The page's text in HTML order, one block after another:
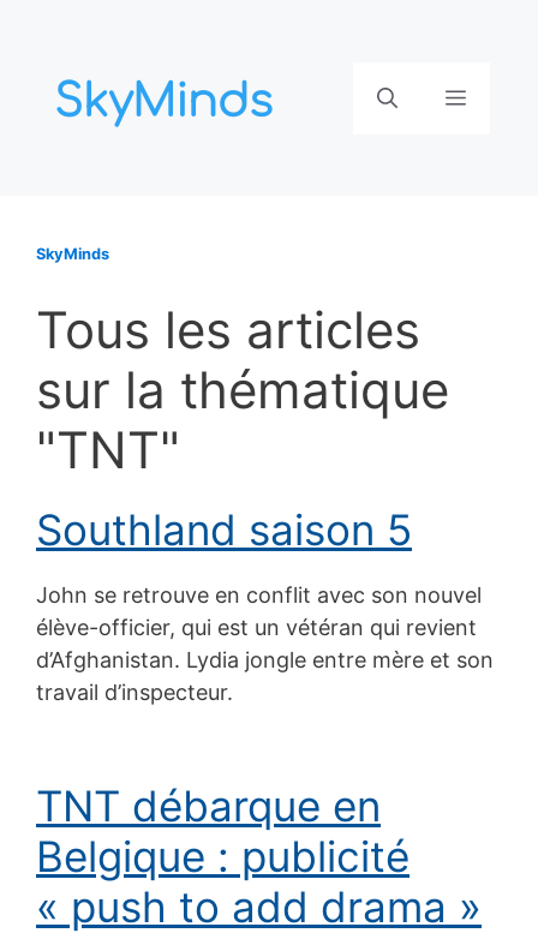
contenu
Menu
SkyMinds
Tous les articles
sur la thématique
"TNT"
Southland saison 5
John se retrouve en conflit avec son nouvel
élève-officier, qui est un vétéran qui revient
d’Afghanistan. Lydia jongle entre mère et son
travail d’inspecteur.
TNT débarque en
Belgique : publicité
« push to add drama »